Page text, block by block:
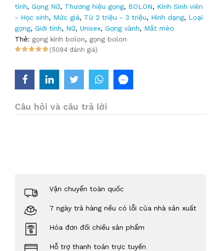
tính, Gọng Nữ, Thương hiệu gọng, BOLON, Kính Sinh viên
- Học sinh, Mức giá, Từ 2 triệu - 3 triệu, Hình dạng, Loại
gọng, Giới tính, Nữ, Unisex, Gọng vành, Mắt mèo
Thẻ: gọng kính bolon, gọng bolon
(5094 đánh giá)
Câu hỏi và câu trả lời
Vận chuyển toàn quốc
7 ngày trả hàng nếu có lỗi của nhà sản xuất
Hóa đơn đối chiếu sản phẩm
Hỗ trợ thanh toán trực tuyến